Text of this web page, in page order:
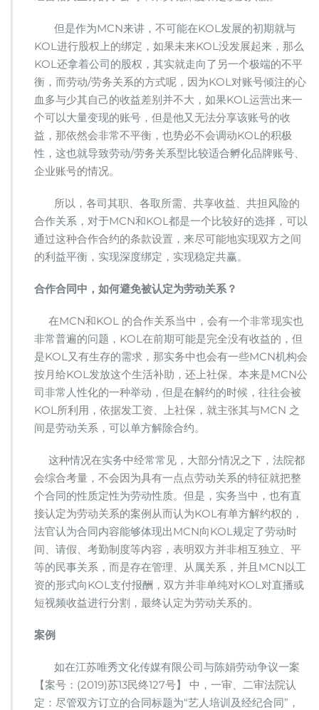
但是作为MCN来讲，不可能在KOL发展的初期就与
KOL进行股权上的绑定，如果未来KOL没发展起来，那么
KOL还拿着公司的股权，其实就走向了另一个极端的不平
衡，而劳动/劳务关系的方式呢，因为KOL对账号倾注的心
血多与少其自己的收益差别并不大，如果KOL运营出来一
个可以大量变现的账号，但是他又无法分享该账号的收
益，那依然会非常不平衡，也势必不会调动KOL的积极
性，这也就导致劳动/劳务关系型比较适合孵化品牌账号、
企业账号的情况。
所以，各司其职、各取所需、共享收益、共担风险的
合作关系，对于MCN和KOL都是一个比较好的选择，可以
通过这种合作合约的条款设置，来尽可能地实现双方之间
的利益平衡，实现深度绑定，实现稳定共赢。
合作合同中，如何避免被认定为劳动关系？
在MCN和KOL 的合作关系当中，会有一个非常现实也
非常普遍的问题，KOL在前期可能是完全没有收益的，但
是KOL又有生存的需求，那实务中也会有一些MCN机构会
按月给KOL发放这个生活补助，还上社保。本来是MCN公
司非常人性化的一种举动，但是在解约的时候，往往会被
KOL所利用，依据发工资、上社保，就主张其与MCN 之
间是劳动关系，可以单方解除合约。
这种情况在实务中经常常见，大部分情况之下，法院都
会综合考量，不会因为具有一点点劳动关系的特征就把整
个合同的性质定性为劳动性质。但是，实务当中，也有直
接认定为劳动关系的案例从而认为KOL有单方解约权的，
法官认为合同内容能够体现出MCN向KOL规定了劳动时
间、请假、考勤制度等内容，表明双方并非相互独立、平
等的民事关系，而是存在管理、从属关系，并且MCN以工
资的形式向KOL支付报酬，双方并非单纯对KOL对直播或
短视频收益进行分割，最终认定为劳动关系的。
案例
如在江苏唯秀文化传媒有限公司与陈娟劳动争议一案
【案号：(2019)苏13民终127号】 中，一审、二审法院认
定：尽管双方订立的合同标题为“艺人培训及经纪合同”，